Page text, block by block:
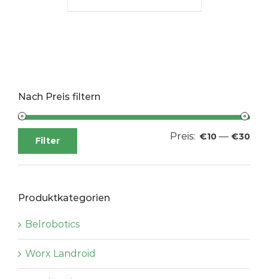
Nach Preis filtern
Min.
Filter Preis: €10 — €30
Produktkategorien
Belrobotics
Worx Landroid